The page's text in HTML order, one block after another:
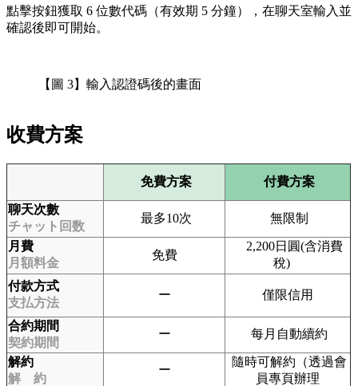
點擊按鈕獲取 6 位數代碼（有效期 5 分鐘），在聊天室輸入並
確認後即可開始。
【圖 3】輸入認證碼後的畫面
收費方案
免費方案 付費方案
聊天次數
チャット回数
最多10次 無限制
月費
月額料金
免費
2,200日圓(含消費
稅)
付款方式
支払方法
ー 僅限信用
合約期間
契約期間
ー 每月自動續約
解約
解 約
ー
隨時可解約（透過會
員專頁辦理